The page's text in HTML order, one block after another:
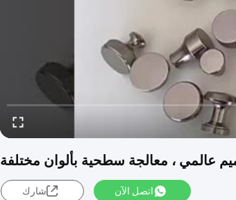
عالمي ، معالجة سطحية بألوان مختلفة
اتصل الآن شارك